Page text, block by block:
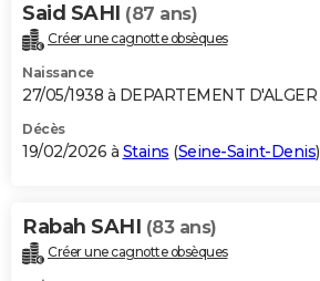
Alimentation
Guide de la santé
Maladies
Médicaments
Sommeil
VOYAGE
Destinations
City break
Voyage nature
Voyage de noces
Forum
Climat
+PHOTO
GUIDES D'ACHAT
BONS PLANS
Carte de Noël
Carte Bonne année
Carte Saint-Valentin
Carte Pâques
Carte d'anniversaire
DICTIONNAIRE
Said SAHI (87 ans)
Créer une cagnotte obsèques
Naissance
27/05/1938 à DEPARTEMENT D'ALGER
Décès
19/02/2026 à Stains (Seine-Saint-Denis)
Rabah SAHI (83 ans)
Créer une cagnotte obsèques